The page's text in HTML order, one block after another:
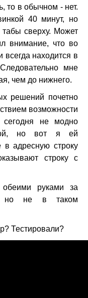
то в обычном - нет.
40 минут, но
сверху. Может
внимание, что во
находится в
мне
чем до нижнего.
решений почетно
возможности
сегодня не модно
но вот я ей
в адресную строку
строку с
руками за
но не в таком
Тестировали?